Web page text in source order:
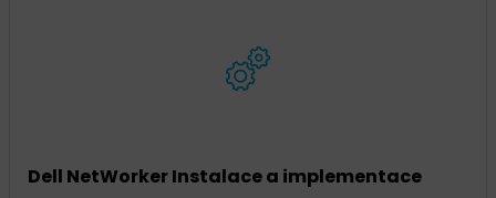
Dell NetWorker Instalace a implementace